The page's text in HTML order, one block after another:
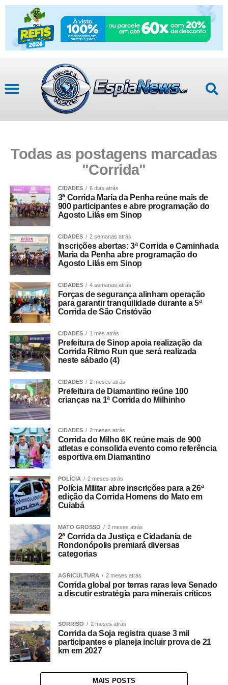
Todas as postagens marcadas
"Corrida"
CIDADES 6 dias atrás
3ª Corrida Maria da Penha reúne mais de
900 participantes e abre programação do
Agosto Lilás em Sinop
CIDADES 2 semanas atrás
Inscrições abertas: 3ª Corrida e Caminhada
Maria da Penha abre programação do
Agosto Lilás em Sinop
CIDADES 4 semanas atrás
Forças de segurança alinham operação
para garantir tranquilidade durante a 5ª
Corrida de São Cristóvão
CIDADES 1 mês atrás
Prefeitura de Sinop apoia realização da
Corrida Ritmo Run que será realizada
neste sábado (4)
CIDADES 2 meses atrás
Prefeitura de Diamantino reúne 100
crianças na 1ª Corrida do Milhinho
CIDADES 2 meses atrás
Corrida do Milho 6K reúne mais de 900
atletas e consolida evento como referência
esportiva em Diamantino
POLÍCIA 2 meses atrás
Polícia Militar abre inscrições para a 26ª
edição da Corrida Homens do Mato em
Cuiabá
MATO GROSSO 2 meses atrás
2ª Corrida da Justiça e Cidadania de
Rondonópolis premiará diversas
categorias
AGRICULTURA 2 meses atrás
Corrida global por terras raras leva Senado
a discutir estratégia para minerais críticos
SORRISO 2 meses atrás
Corrida da Soja registra quase 3 mil
participantes e planeja incluir prova de 21
km em 2027
MAIS POSTS